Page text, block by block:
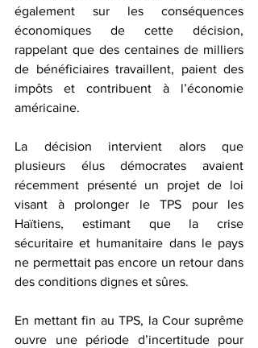
également sur les conséquences
économiques de cette décision,
rappelant que des centaines de milliers
de bénéficiaires travaillent, paient des
impôts et contribuent à l’économie
américaine.
La décision intervient alors que
plusieurs élus démocrates avaient
récemment présenté un projet de loi
visant à prolonger le TPS pour les
Haïtiens, estimant que la crise
sécuritaire et humanitaire dans le pays
ne permettait pas encore un retour dans
des conditions dignes et sûres.
En mettant fin au TPS, la Cour suprême
ouvre une période d’incertitude pour